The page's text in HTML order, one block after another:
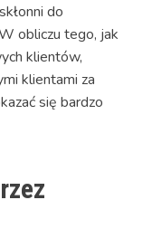
do
obliczu tego, jak
klientów,
klientami za
się bardzo